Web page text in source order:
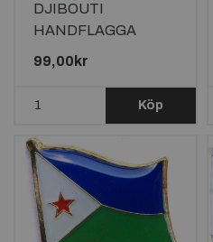
DJIBOUTI
HANDFLAGGA
45X30CM
99,00kr
Köp